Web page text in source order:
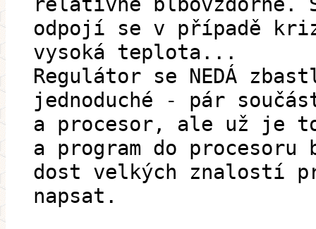
odpojí se v případě
vysoká teplota...
Regulátor se NEDÁ
jednoduché - pár
a procesor, ale už je
a program do procesoru
dost velkých znalostí
napsat.